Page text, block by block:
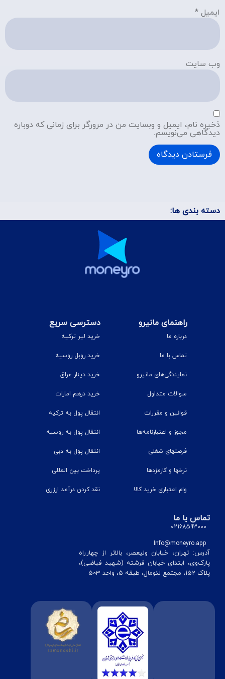
ایمیل *
وب‌ سایت
ذخیره نام، ایمیل و وبسایت من در مرورگر برای زمانی که دوباره
دیدگاهی می‌نویسم.
دسته بندی ها:
راهنمای مانیرو
درباره ما
تماس با ما
نمایندگی‌های مانیرو
سوالات متداول
قوانین و مقررات
مجوز و اعتبارنامه‌ها
فرصتهای شغلی
نرخ‎ها و کارمزدها
وام اعتباری خرید کالا
دسترسی سریع
خرید لیر ترکیه
خرید روبل روسیه
خرید دینار عراق
خرید درهم امارات
انتقال پول به ترکیه
انتقال پول به روسیه
انتقال پول به دبی
پرداخت بین المللی
نقد کردن درآمد ارزری
تماس با ما
02168593000
Info@moneyro.app
آدرس: تهران، خیابان ولیعصر، بالاتر از چهارراه
پارک‌وی، ابتدای خیابان فرشته (شهید فیاضی)،
پلاک 152، مجتمع لئومال، طبقه 5، واحد 503